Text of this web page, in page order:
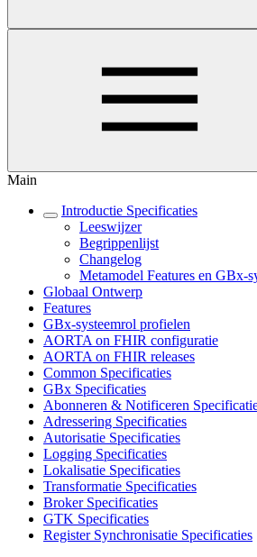
Main
Introductie Specificaties
Leeswijzer
Begrippenlijst
Changelog
Metamodel Features en GBx-
Globaal Ontwerp
Features
GBx-systeemrol profielen
AORTA on FHIR configuratie
AORTA on FHIR releases
Common Specificaties
GBx Specificaties
Abonneren & Notificeren
Adressering Specificaties
Autorisatie Specificaties
Logging Specificaties
Lokalisatie Specificaties
Transformatie Specificaties
Broker Specificaties
GTK Specificaties
Register Synchronisatie Specificaties